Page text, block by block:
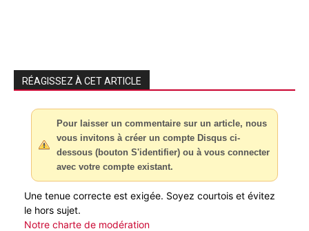
RÉAGISSEZ À CET ARTICLE
Pour laisser un commentaire sur un article, nous
vous invitons à créer un compte Disqus ci-
dessous (bouton S'identifier) ou à vous connecter
avec votre compte existant.
Une tenue correcte est exigée. Soyez courtois et évitez
le hors sujet.
Notre charte de modération